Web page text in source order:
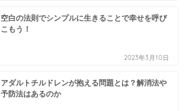
空白の法則でシンプルに生きることで幸せを呼び
こもう！
2023年3月10日
アダルトチルドレンが抱える問題とは？解消法や
予防法はあるのか